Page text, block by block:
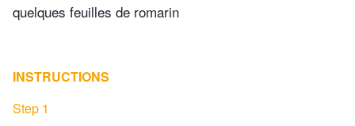
quelques feuilles de romarin
INSTRUCTIONS
Step 1